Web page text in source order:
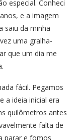
especial. Conheci
e a imagem
saiu da minha
uma gralha-
que um dia me
fácil. Pegamos
a ideia inicial era
quilômetros antes
falta de
parar e fomos